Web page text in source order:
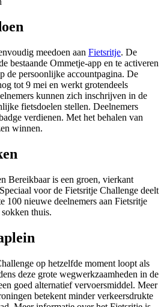
meedoen aan Fietsritje. De
bestaande Ommetje-app en te activeren
de persoonlijke accountpagina. De
tot 9 mei en werkt grotendeels
kunnen zich inschrijven in de
fietsdoelen stellen. Deelnemers
verdienen. Met het behalen van
winnen.
Bereikbaar is een groen, vierkant
voor de Fietsritje Challenge deelt
100 nieuwe deelnemers aan Fietsritje
thuis.
op hetzelfde moment loopt als
deze grote wegwerkzaamheden in de
goed alternatief vervoersmiddel. Meer
betekent minder verkeersdrukte